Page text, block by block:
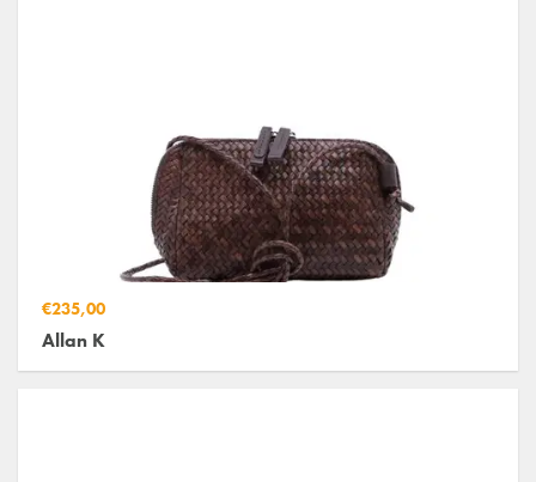
€235,00
Allan K